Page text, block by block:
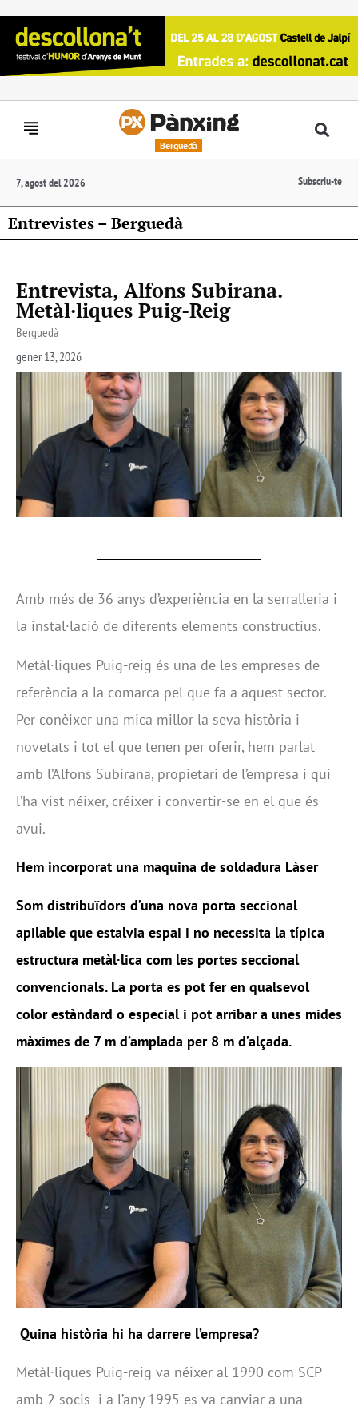
Berguedà
7, agost del 2026 Subscriu-te
Entrevistes – Berguedà
Entrevista, Alfons Subirana.
Metàl·liques Puig-Reig
Berguedà
gener 13, 2026
Amb més de 36 anys d’experiència en la serralleria i
la instal·lació de diferents elements constructius.
Metàl·liques Puig-reig és una de les empreses de
referència a la comarca pel que fa a aquest sector.
Per conèixer una mica millor la seva història i
novetats i tot el que tenen per oferir, hem parlat
amb l’Alfons Subirana, propietari de l’empresa i qui
l’ha vist néixer, créixer i convertir-se en el que és
avui.
Hem incorporat una maquina de soldadura Làser
Som distribuïdors d’una nova porta seccional
apilable que estalvia espai i no necessita la típica
estructura metàl·lica com les portes seccional
convencionals. La porta es pot fer en qualsevol
color estàndard o especial i pot arribar a unes mides
màximes de 7 m d’amplada per 8 m d’alçada.
Quina història hi ha darrere l’empresa?
Metàl·liques Puig-reig va néixer al 1990 com SCP
amb 2 socis i a l’any 1995 es va canviar a una